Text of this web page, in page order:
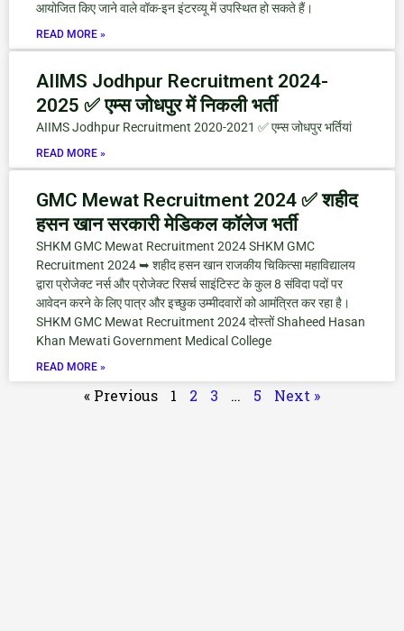
आयोजित किए जाने वाले वॉक-इन इंटरव्यू में उपस्थित हो सकते हैं।
READ MORE »
AIIMS Jodhpur Recruitment 2024-
2025 ✅ एम्स जोधपुर में निकली भर्ती
AIIMS Jodhpur Recruitment 2020-2021 ✅ एम्स जोधपुर भर्तियां
READ MORE »
GMC Mewat Recruitment 2024 ✅ शहीद
हसन खान सरकारी मेडिकल कॉलेज भर्ती
SHKM GMC Mewat Recruitment 2024 SHKM GMC
Recruitment 2024 ➥ शहीद हसन खान राजकीय चिकित्सा महाविद्यालय
द्वारा प्रोजेक्ट नर्स और प्रोजेक्ट रिसर्च साइंटिस्ट के कुल 8 संविदा पदों पर
आवेदन करने के लिए पात्र और इच्छुक उम्मीदवारों को आमंत्रित कर रहा है।
SHKM GMC Mewat Recruitment 2024 दोस्तों Shaheed Hasan
Khan Mewati Government Medical College
READ MORE »
« Previous 1 2 3 … 5 Next »